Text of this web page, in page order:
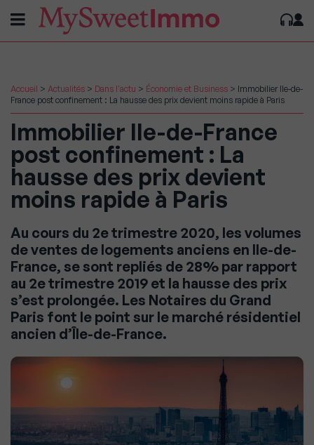
Accueil > Actualités > Dans l'actu > Économie et Business > Immobilier Ile-de-
France post confinement : La hausse des prix devient moins rapide à Paris
Immobilier Ile-de-France
post confinement : La
hausse des prix devient
moins rapide à Paris
Au cours du 2e trimestre 2020, les volumes
de ventes de logements anciens en Ile-de-
France, se sont repliés de 28% par rapport
au 2e trimestre 2019 et la hausse des prix
s’est prolongée. Les Notaires du Grand
Paris font le point sur le marché résidentiel
ancien d’Île-de-France.